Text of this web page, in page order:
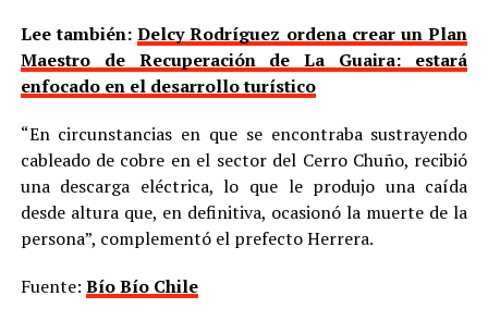
Lee también:Delcy Rodríguez ordena crear un Plan
Maestro de Recuperación de La Guaira: estará
enfocado en el desarrollo turístico
“En circunstancias en que se encontraba sustrayendo
cableado de cobre en el sector del Cerro Chuño, recibió
una descarga eléctrica, lo que le produjo una caída
desde altura que, en definitiva, ocasionó la muerte de la
persona”, complementó el prefecto Herrera.
Fuente: Bío Bío Chile